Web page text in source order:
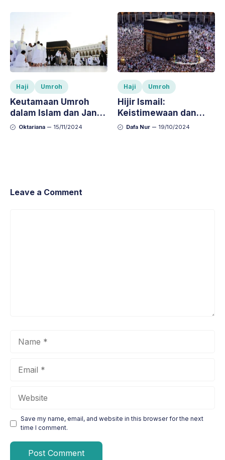
Penjelasannya
Haji Umroh
Keutamaan Umroh
dalam Islam dan Janji
Allah bagi Hamba
Oktariana 15/11/2024
Haji Umroh
Hijir Ismail:
Keistimewaan dan
Keutamaannya dalam
Dafa Nur 19/10/2024
Leave a Comment
Save my name, email, and website in this browser for the next
time I comment.